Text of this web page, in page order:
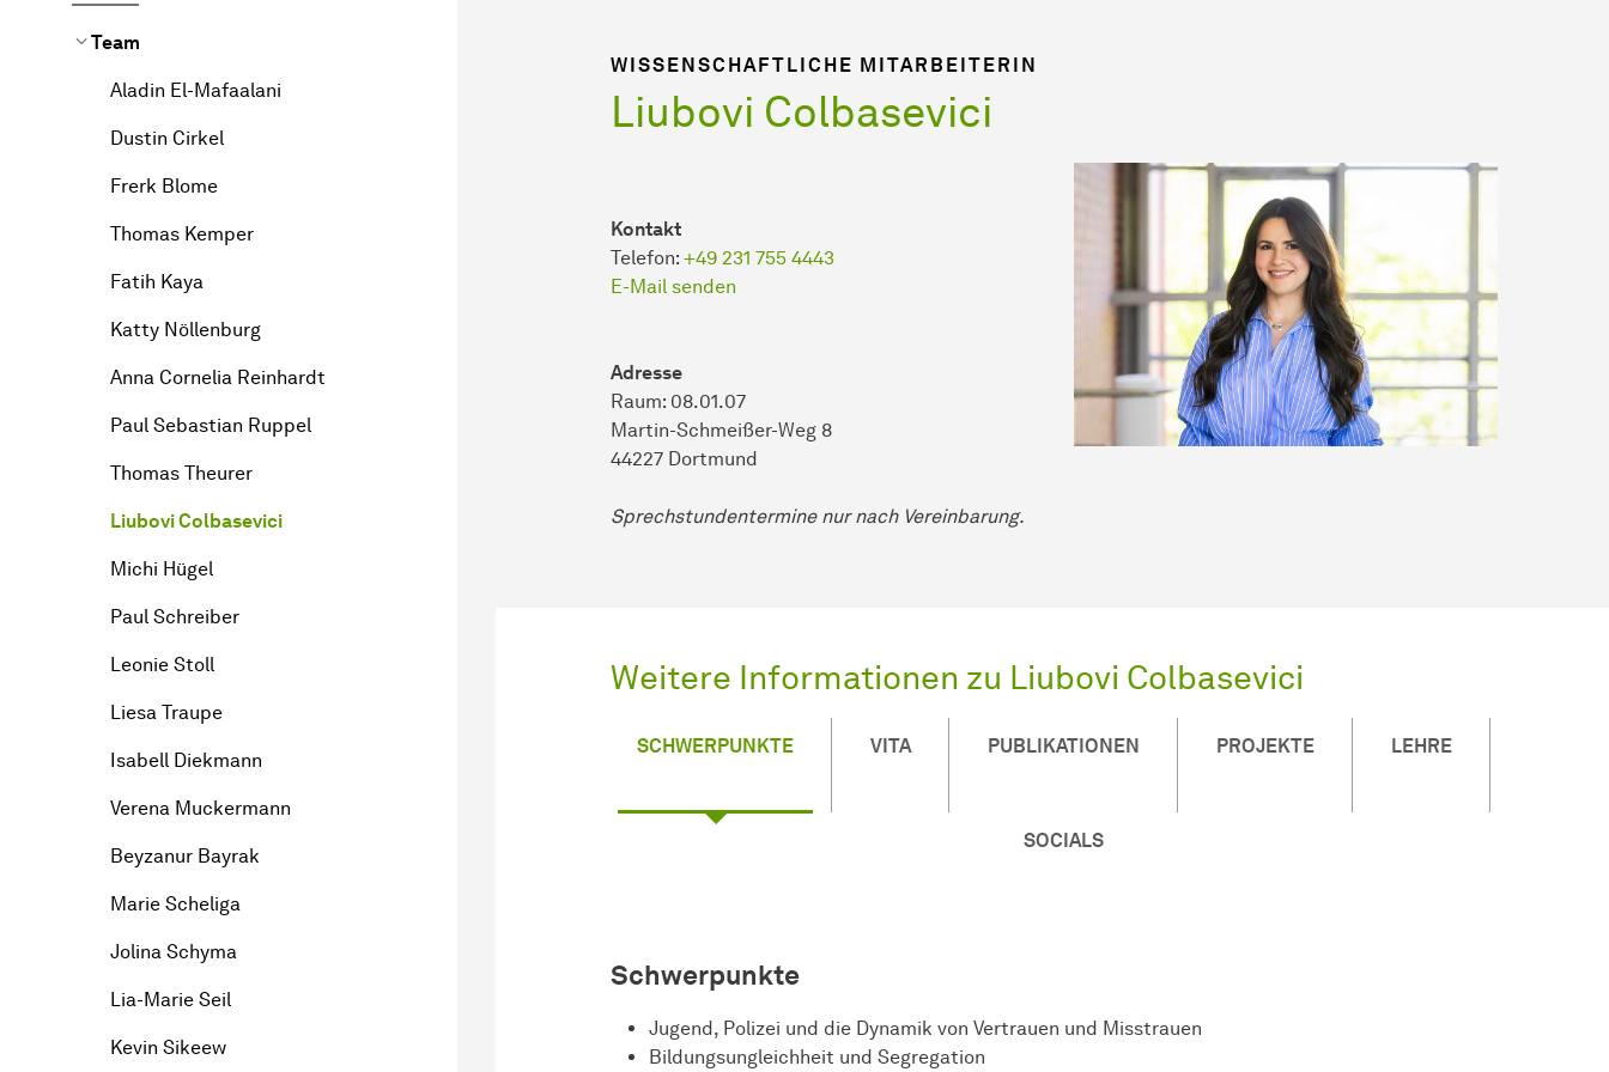
Team
Aladin El-Mafaalani
Dustin Cirkel
Frerk Blome
Thomas Kemper
Fatih Kaya
Katty Nöllenburg
Anna Cornelia Reinhardt
Paul Sebastian Ruppel
Thomas Theurer
Liubovi Colbasevici
Michi Hügel
Paul Schreiber
Leonie Stoll
Liesa Traupe
Isabell Diekmann
Verena Muckermann
Beyzanur Bayrak
Marie Scheliga
Jolina Schyma
Lia-Marie Seil
Kevin Sikeew
WISSENSCHAFTLICHE MITARBEITERIN
Liubovi Colbasevici
Kontakt
Telefon: +49 231 755 4443
E-Mail senden
Adresse
Raum: 08.01.07
Martin-Schmeißer-Weg 8
44227 Dortmund
Sprechstundentermine nur nach Vereinbarung.
Weitere Informationen zu Liubovi Colbasevici
SCHWERPUNKTE VITA PUBLIKATIONEN PROJEKTE LEHRE
SOCIALS
Schwerpunkte
Jugend, Polizei und die Dynamik von Vertrauen und Misstrauen
Bildungsungleichheit und Segregation